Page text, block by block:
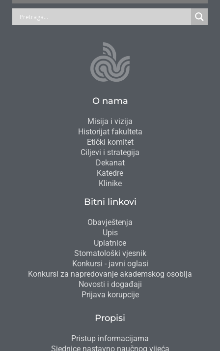
O nama
Misija i vizija
Historijat fakulteta
Etički komitet
Ciljevi i strategija
Dekanat
Katedre
Klinike
Bitni linkovi
Obavještenja
Upis
Uplatnice
Stomatološki vjesnik
Konkursi - javni oglasi
Konkursi za napredovanje akademskog osoblja
Novosti i događaji
Prijava korupcije
Propisi
Pristup informacijama
Sjednice nastavno naučnog vijeća